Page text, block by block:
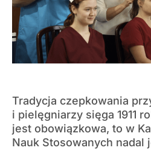
Tradycja czepkowania
i pielęgniarzy sięga 1911
jest obowiązkowa, to w
Nauk Stosowanych nadal